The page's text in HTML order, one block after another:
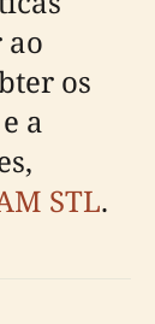
os
a
STL.